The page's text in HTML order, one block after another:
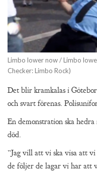
Limbo lower now / Limbo
Checker: Limbo Rock)
Det blir kramkalas i
och svart förenas.
En demonstration ska
död.
”Jag vill att vi ska visa att vi
de följer de lagar vi har att